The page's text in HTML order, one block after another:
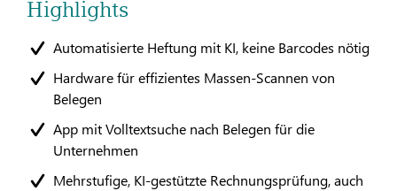
Highlights
Automatisierte Heftung mit KI, keine Barcodes nötig
Hardware für effizientes Massen-Scannen von
Belegen
App mit Volltextsuche nach Belegen für die
Unternehmen
Mehrstufige, KI-gestützte Rechnungsprüfung, auch